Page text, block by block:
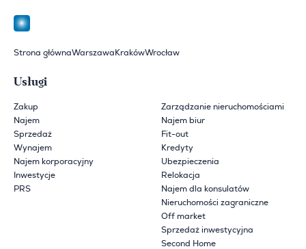
Strona głównaWarszawa KrakówWrocław
Usługi
Zakup
Najem
Sprzedaż
Wynajem
Najem korporacyjny
Inwestycje
PRS
Zarządzanie nieruchomościami
Najem biur
Fit-out
Kredyty
Ubezpieczenia
Relokacja
Najem dla konsulatów
Nieruchomości zagraniczne
Off market
Sprzedaż inwestycyjna
Second Home